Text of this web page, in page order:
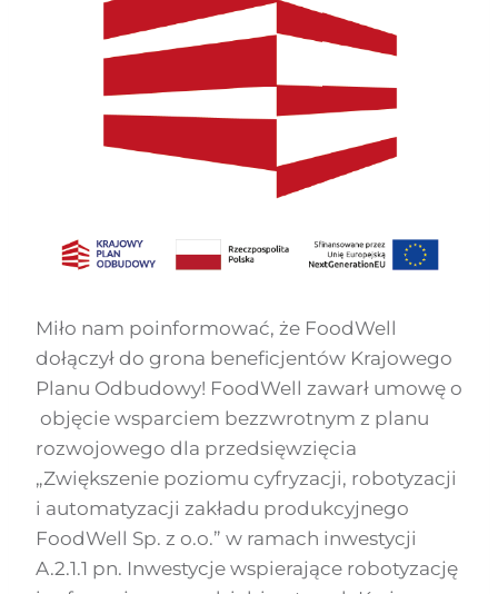
Miło nam poinformować, że FoodWell
dołączył do grona beneficjentów Krajowego
Planu Odbudowy! FoodWell zawarł umowę o
objęcie wsparciem bezzwrotnym z planu
rozwojowego dla przedsięwzięcia
„Zwiększenie poziomu cyfryzacji, robotyzacji
i automatyzacji zakładu produkcyjnego
FoodWell Sp. z o.o.” w ramach inwestycji
A.2.1.1 pn. Inwestycje wspierające robotyzację